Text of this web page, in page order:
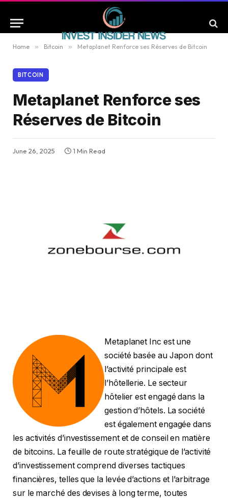
Home » Bitcoin » Metaplanet Renforce ses Réserves de Bitcoin
BITCOIN
Metaplanet Renforce ses
Réserves de Bitcoin
June 26, 2025 1 Min Read
Metaplanet Inc est une
société basée au Japon dont
l’activité principale est
l’hôtellerie. Le secteur
hôtelier est engagé dans la
gestion d’hôtels. La société
est également engagée dans
les activités d’investissement et de conseil en matière
de bitcoins. La feuille de route stratégique de l’activité
d’investissement comprend diverses tactiques
financières, telles que la levée d’actions et l’arbitrage
sur le marché des devises à long terme, toutes